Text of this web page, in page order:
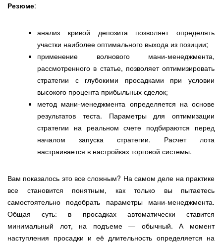
Резюме:
анализ кривой депозита позволяет определять
участки наиболее оптимального выхода из позиции;
применение волнового мани-менеджмента,
рассмотренного в статье, позволяет оптимизировать
стратегии с глубокими просадками при условии
высокого процента прибыльных сделок;
метод мани-менеджмента определяется на основе
результатов теста. Параметры для оптимизации
стратегии на реальном счете подбираются перед
началом запуска стратегии. Расчет лота
настраивается в настройках торговой системы.
Вам показалось это все сложным? На самом деле на практике
все становится понятным, как только вы пытаетесь
самостоятельно подобрать параметры мани-менеджмента.
Общая суть: в просадках автоматически ставится
минимальный лот, на подъеме — обычный. А момент
наступления просадки и её длительность определяется на